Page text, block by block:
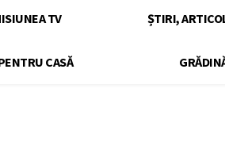
TV ȘTIRI,
CASĂ